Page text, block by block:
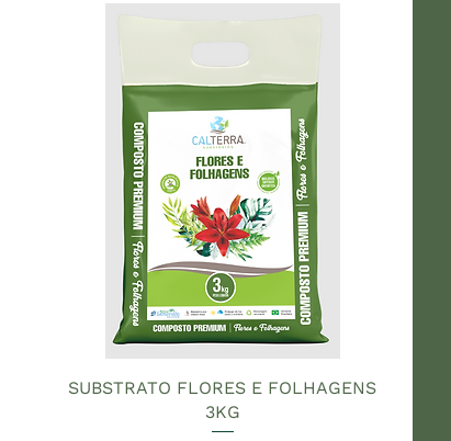
SUBSTRATO FLORES E FOLHAGENS
3KG